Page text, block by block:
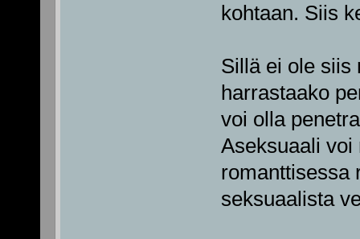
kohtaan. Siis
Sillä ei ole siis
harrastaako
voi olla
Aseksuaali voi
romanttisessa
seksuaalista